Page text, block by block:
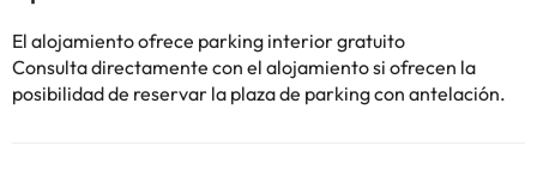
El alojamiento ofrece parking interior gratuito
Consulta directamente con el alojamiento si ofrecen la
posibilidad de reservar la plaza de parking con antelación.